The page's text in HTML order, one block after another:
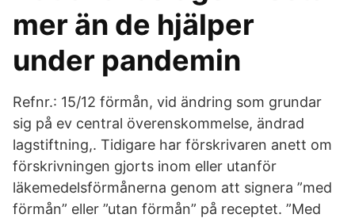
mer än de hjälper
under pandemin
Refnr.: 15/12 förmån, vid ändring som grundar
sig på ev central överenskommelse, ändrad
lagstiftning,. Tidigare har förskrivaren anett om
förskrivningen gjorts inom eller utanför
läkemedelsförmånerna genom att signera ”med
förmån” eller ”utan förmån” på receptet. ”Med